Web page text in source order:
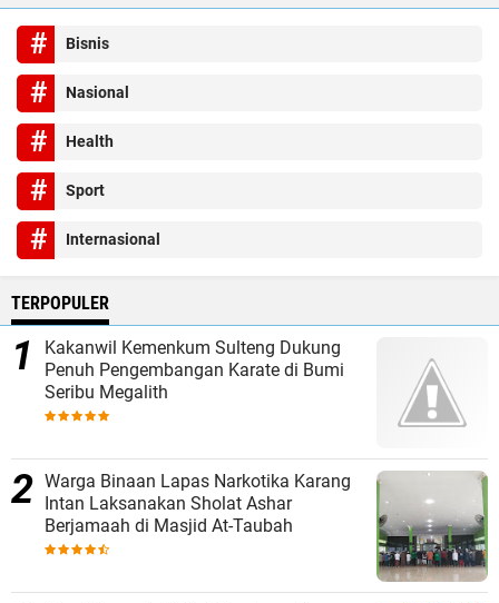
Bisnis
Nasional
Health
Sport
Internasional
TERPOPULER
Kakanwil Kemenkum Sulteng Dukung
Penuh Pengembangan Karate di Bumi
Seribu Megalith
Warga Binaan Lapas Narkotika Karang
Intan Laksanakan Sholat Ashar
Berjamaah di Masjid At-Taubah